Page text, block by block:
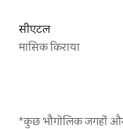
सीएटल
मासिक किराया
*कुछ भौगोलिक जगहों और